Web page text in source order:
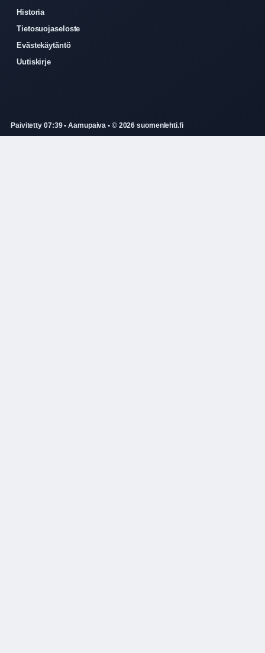
Historia
Tietosuojaseloste
Evästekäytäntö
Uutiskirje
Paivitetty 07:39 • Aamupaiva • © 2026 suomenlehti.fi